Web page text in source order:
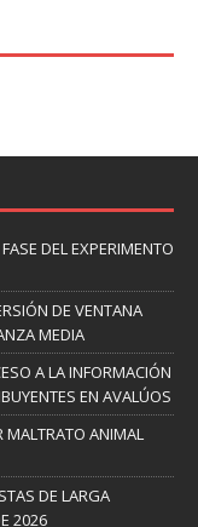
DEL EXPERIMENTO
DE VENTANA
MEDIA
A LA INFORMACIÓN
EN AVALÚOS
MALTRATO ANIMAL
DE LARGA
2026